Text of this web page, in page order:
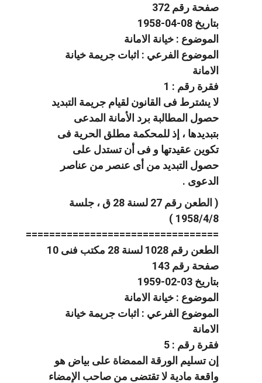
صفحة رقم 372
بتاريخ 08-04-1958
الموضوع : خيانة الامانة
الموضوع الفرعي : اثبات جريمة خيانة
الامانة
فقرة رقم : 1
لا يشترط فى القانون لقيام جريمة التبديد
حصول المطالبة برد الأمانة المدعى
بتبديدها ، إذ للمحكمة مطلق الحرية فى
تكوين عقيدتها و فى أن تستدل على
حصول التبديد من أى عنصر من عناصر
الدعوى .
( الطعن رقم 27 لسنة 28 ق ، جلسة
1958/4/8 )
=================================
الطعن رقم 1028 لسنة 28 مكتب فنى 10
صفحة رقم 143
بتاريخ 03-02-1959
الموضوع : خيانة الامانة
الموضوع الفرعي : اثبات جريمة خيانة
الامانة
فقرة رقم : 5
إن تسليم الورقة الممضاة على بياض هو
واقعة مادية لا تقتضى من صاحب الإمضاء